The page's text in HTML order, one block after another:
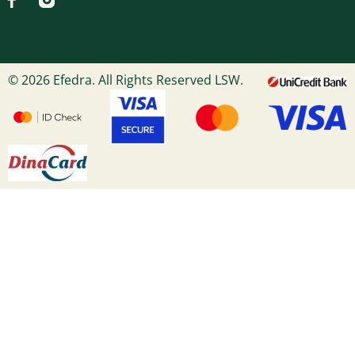
© 2026 Efedra. All Rights Reserved LSW.